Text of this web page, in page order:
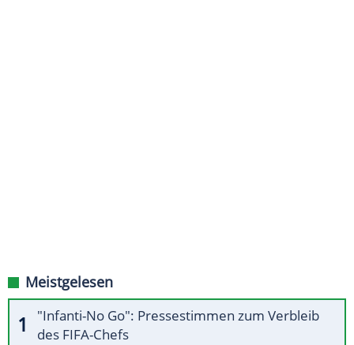
Meistgelesen
"Infanti-No Go": Pressestimmen zum Verbleib
des FIFA-Chefs